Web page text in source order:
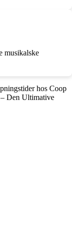
musikalske
hos Coop
Den Ultimative